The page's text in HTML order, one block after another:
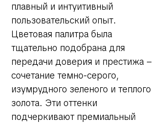
плавный и интуитивный
пользовательский опыт.
Цветовая палитра была
тщательно подобрана для
передачи доверия и престижа –
сочетание темно-серого,
изумрудного зеленого и теплого
золота. Эти оттенки
подчеркивают премиальный